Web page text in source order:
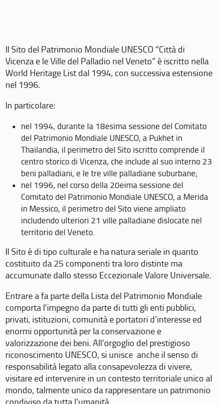
Il Sito del Patrimonio Mondiale UNESCO “Città di
Vicenza e le Ville del Palladio nel Veneto” è iscritto nella
World Heritage List dal 1994, con successiva estensione
nel 1996.
In particolare:
nel 1994, durante la 18esima sessione del Comitato
del Patrimonio Mondiale UNESCO, a Pukhet in
Thailandia, il perimetro del Sito iscritto comprende il
centro storico di Vicenza, che include al suo interno 23
beni palladiani, e le tre ville palladiane suburbane;
nel 1996, nel corso della 20eima sessione del
Comitato del Patrimonio Mondiale UNESCO, a Merida
in Messico, il perimetro del Sito viene ampliato
includendo ulteriori 21 ville palladiane dislocate nel
territorio del Veneto.
Il Sito è di tipo culturale e ha natura seriale in quanto
costituito da 25 componenti tra loro distinte ma
accumunate dallo stesso Eccezionale Valore Universale.
Entrare a fa parte della Lista del Patrimonio Mondiale
comporta l’impegno da parte di tutti gli enti pubblici,
privati, istituzioni, comunità e portatori d’interesse ed
enormi opportunità per la conservazione e
valorizzazione dei beni. All’orgoglio del prestigioso
riconoscimento UNESCO, si unisce anche il senso di
responsabilità legato alla consapevolezza di vivere,
visitare ed intervenire in un contesto territoriale unico al
mondo, talmente unico da rappresentare un patrimonio